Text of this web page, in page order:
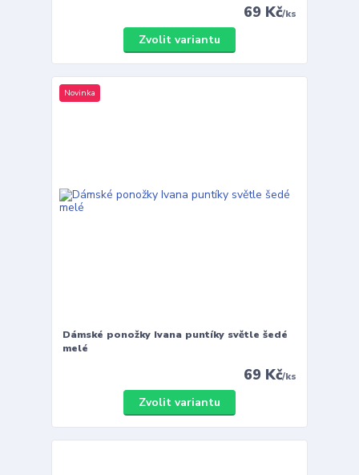
69 Kč/ks
Zvolit variantu
Novinka
Dámské ponožky Ivana puntíky světle šedé
melé
69 Kč/ks
Zvolit variantu